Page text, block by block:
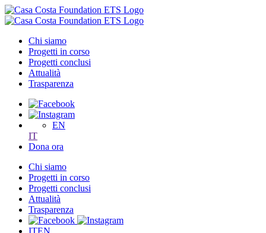
Chi siamo
Progetti in corso
Progetti conclusi
Attualità
Trasparenza
EN
IT
Dona ora
Chi siamo
Progetti in corso
Progetti conclusi
Attualità
Trasparenza
ITEN